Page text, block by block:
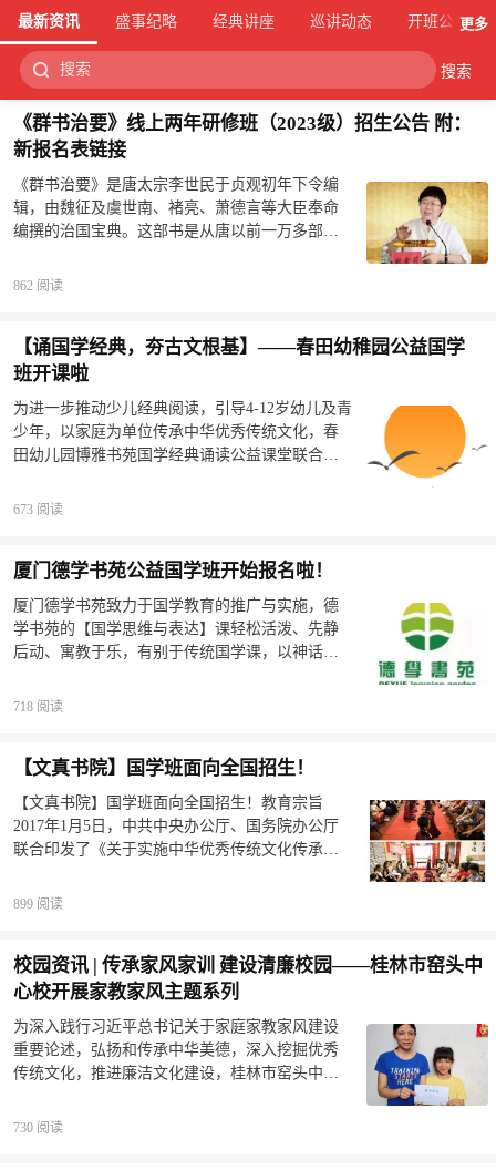
最新资讯 盛事纪略 经典讲座 巡讲动态 开班公告更多
搜索
《群书治要》线上两年研修班（2023级）招生公告 附：
新报名表链接
《群书治要》是唐太宗李世民于贞观初年下令编
辑，由魏征及虞世南、褚亮、萧德言等大臣奉命
编撰的治国宝典。这部书是从唐以前一万多部
将修身、齐家、治国、平天下的精髓提炼出来，
文化的“精华之精华”。读了这部书，可以说对中华
传统文化中修身、齐家、治国、平天下的理论和
如魏征于序文中所说，实为一部“用之当今，足以
鉴览前古；传之来叶，可以贻厥孙谋”的治世宝
典。对今人而言，此书虽为治国理政而编，但其
企，乃至个人如何修身齐家，都有着极大的借鉴
来，采取多种线上学习形式，将中华经典的学习
融入到学习者的生活与工作中。两年多来，《群
书治要》线上研修班不仅积累了一定的办学经
验，也感召了志同道合的同仁加入。为了培养更
多《群书治要》的践行与弘扬人才，现即将开设
员、企业家、教育工作者、学生以及社会大众，
862 阅读
【诵国学经典，夯古文根基】——春田幼稚园公益国学
班开课啦
为进一步推动少儿经典阅读，引导4-12岁幼儿及青
少年，以家庭为单位传承中华优秀传统文化，春
田幼儿园博雅书苑国学经典诵读公益课堂联合小
的中华好少年。研习传统国学礼仪文化；传承使
季、寒暑假对外招募共修学员。每期学习周期为
10堂课为一期；一周一堂，每堂课1.5小时；国家
法定节日顺延。贰少儿国学经典诵读的书籍，学
员自行准备。书苑提供团购正版书籍服务。学员
一学期缺课累计五次，书苑有权要求停课。若想
课，交100元教习费，用于茶水、学习数据。叁家
学员缺课次数累计三次以上，书苑有权要求立即
停课。若想再学，顺延至下一期重新报名。所学
课程的学习用具，均由学员自行购买或租赁，书
苑概不提供。&nbsp; &nbsp; 传统文化研习学堂，
要求仪态端庄高贵，课前课后向教习先生鞠躬敬
手机调为静音，禁止吸烟和不文明行为。传承经
673 阅读
厦门德学书苑公益国学班开始报名啦！
厦门德学书苑致力于国学教育的推广与实施，德
学书苑的【国学思维与表达】课轻松活泼、先静
后动、寓教于乐，有别于传统国学课，以神话传
和演说表达、思维训练有机结合 。&nbsp; &nbsp;
训练、记忆力训练，提高自信，培养良好习惯，
丰富文化底蕴，提升语文学习能力！&nbsp;
&nbsp; &nbsp;&nbsp;厦门德学书苑国学公益课现
在开始接受报名！（仅限10名）厦门德学书苑
【国学思维与表达】公益课开课日期：2022年11
&nbsp; &nbsp; &nbsp; &nbsp;&nbsp; 每周三下午
内容：1、诵读经典&nbsp; &nbsp; &nbsp; &nbsp;
&nbsp; &nbsp; &nbsp;&nbsp;2、易趣玩国学思维
&nbsp; &nbsp; &nbsp; &nbsp; &nbsp; &nb
718 阅读
【文真书院】国学班面向全国招生！
【文真书院】国学班面向全国招生！教育宗旨
2017年1月5日，中共中央办公厅、国务院办公厅
联合印发了《关于实施中华优秀传统文化传承发
形式对弘扬传统文化进行国家级的顶层设计，国
影党国号召，为努力实现中华民族伟大复兴而奋
斗。以“为天地立心、为生民立命、为往圣继绝
本，开展经典养心、中医养身、孩子成长、家庭
幸福、基业长青、身心和谐等课程，打开孩子的
心性，启动孩子的先天能量，让孩子从小拥有贵
撼整个宇宙！孩子是我们祖国的花朵，他们是中
899 阅读
校园资讯 | 传承家风家训 建设清廉校园——桂林市窑头中
心校开展家教家风主题系列
为深入践行习近平总书记关于家庭家教家风建设
重要论述，弘扬和传承中华美德，深入挖掘优秀
传统文化，推进廉洁文化建设，桂林市窑头中心
育活动。传承好家风主题班会班主任从日常生活
730 阅读